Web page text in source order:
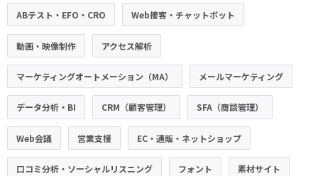
ABテスト・EFO・CRO Web接客・チャットボット
動画・映像制作 アクセス解析
マーケティングオートメーション（MA） メールマーケティング
データ分析・BI CRM（顧客管理） SFA（商談管理）
Web会議 営業支援 EC・通販・ネットショップ
口コミ分析・ソーシャルリスニング フォント 素材サイト